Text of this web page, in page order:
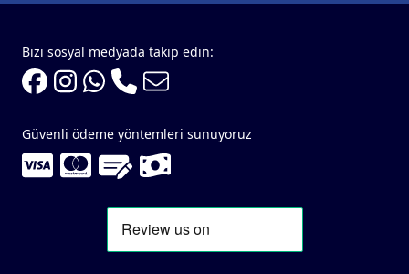
Bizi sosyal medyada takip edin:
Güvenli ödeme yöntemleri sunuyoruz